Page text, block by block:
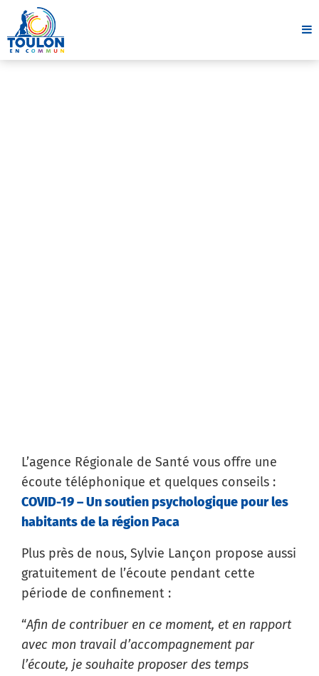
L’agence Régionale de Santé vous offre une
écoute téléphonique et quelques conseils :
COVID-19 – Un soutien psychologique pour les
habitants de la région Paca
Plus près de nous, Sylvie Lançon propose aussi
gratuitement de l’écoute pendant cette
période de confinement :
“Afin de contribuer en ce moment, et en rapport
avec mon travail d’accompagnement par
l’écoute, je souhaite proposer des temps